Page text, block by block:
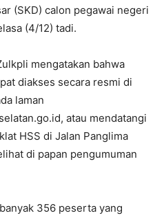
(SKD) calon pegawai negeri
(4/12) tadi.
mengatakan bahwa
diakses secara resmi di
laman
atau mendatangi
HSS di Jalan Panglima
di papan pengumuman
356 peserta yang